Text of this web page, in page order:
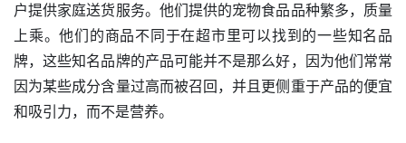
户提供家庭送货服务。他们提供的宠物食品品种繁多，质量
上乘。他们的商品不同于在超市里可以找到的一些知名品
牌，这些知名品牌的产品可能并不是那么好，因为他们常常
因为某些成分含量过高而被召回，并且更侧重于产品的便宜
和吸引力，而不是营养。